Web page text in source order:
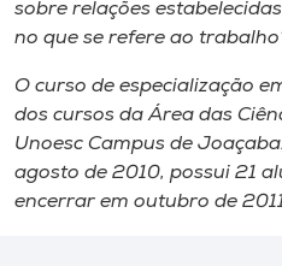
Selecione
A+
A-
sobre relações
no que se refere ao
O curso de especialização
dos cursos da Área das
Unoesc Campus de
agosto de 2010, possui 21
encerrar em outubro de